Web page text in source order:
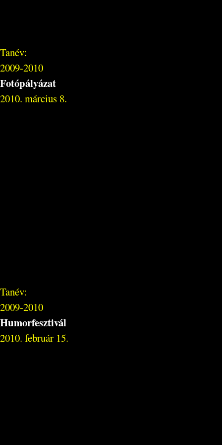
Tanév:
2009-2010
Fotópályázat
2010. március 8.
Tanév:
2009-2010
Humorfesztivál
2010. február 15.